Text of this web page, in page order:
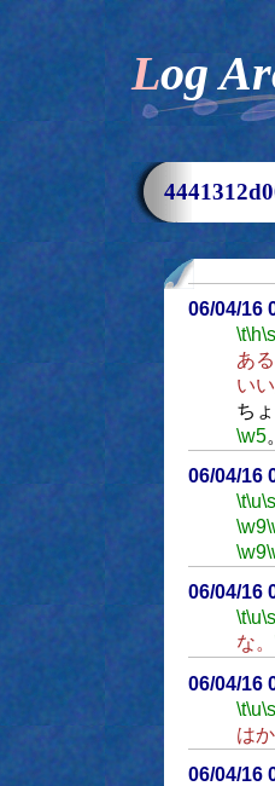
Log
06/04/16
\t\h
あ
い
ち
\w5。
06/04/16
\t\u
\w9
\w9
06/04/16
\t\u
な。
06/04/16
\t\u
は
06/04/16